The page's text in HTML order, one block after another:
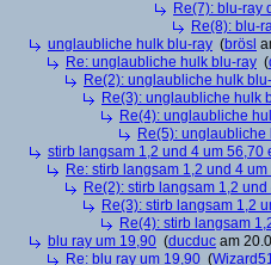
Re(7): blu-ray
Re(8): blu-
unglaubliche hulk blu-ray (brösl
Re: unglaubliche hulk blu-ray (
Re(2): unglaubliche hulk
Re(3): unglaubliche hulk
Re(4): unglaubliche
Re(5): unglaubliche
stirb langsam 1,2 und 4 um 56,70
Re: stirb langsam 1,2 und 4
Re(2): stirb langsam 1,2
Re(3): stirb langsam 1,2
Re(4): stirb langsam
blu ray um 19,90 (ducduc am
Re: blu ray um 19,90 (